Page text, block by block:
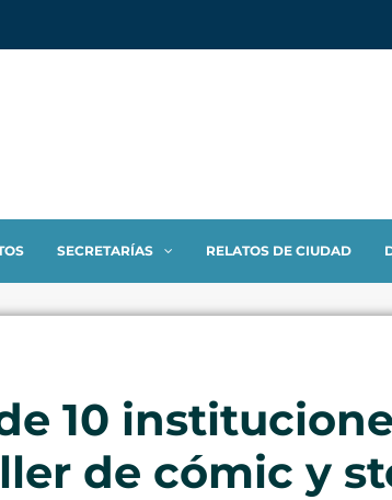
SECRETARÍAS RELATOS DE CIUDAD
10
de cómic y